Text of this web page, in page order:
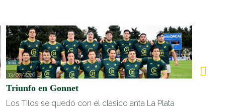
13/07/2026
Triunfo en Gonnet
Los Tilos se quedó con el clásico anta La Plata
05/07/2026